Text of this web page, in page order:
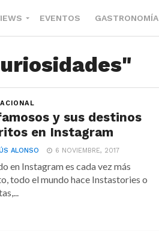
EVENTOS GASTRONOMÍA
y sus destinos
en Instagram
ALONSO 6 NOVIEMBRE, 2017
en Instagram es cada vez más
todo el mundo hace Instastories o